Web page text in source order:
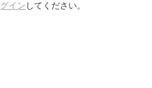
イン してください。